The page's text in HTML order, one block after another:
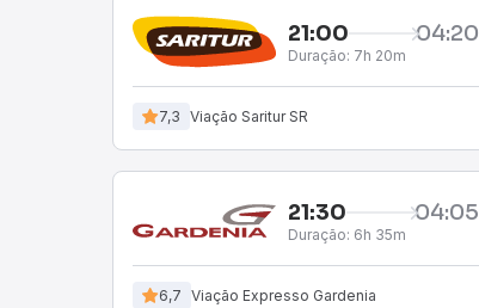
21:00 04:20
Duração: 7h 20m
7,3 Viação Saritur SR
21:30 04:05
Duração: 6h 35m
6,7 Viação Expresso Gardenia